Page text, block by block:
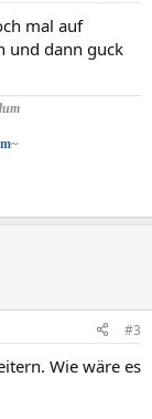
mal auf
und dann guck
~
#3
Wie wäre es